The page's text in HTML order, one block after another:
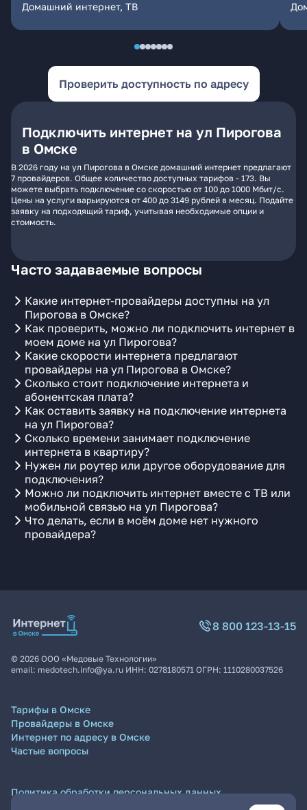
Домашний интернет, ТВ
Проверить доступность по адресу
Подключить интернет на ул Пирогова
в Омске
В 2026 году на ул Пирогова в Омске домашний интернет предлагают
7 провайдеров. Общее количество доступных тарифов - 173. Вы
можете выбрать подключение со скоростью от 100 до 1000 Мбит/с.
Цены на услуги варьируются от 400 до 3149 рублей в месяц. Подайте
заявку на подходящий тариф, учитывая необходимые опции и
стоимость.
Часто задаваемые вопросы
Какие интернет-провайдеры доступны на ул
Пирогова в Омске?
Как проверить, можно ли подключить интернет в
моем доме на ул Пирогова?
Какие скорости интернета предлагают
провайдеры на ул Пирогова в Омске?
Сколько стоит подключение интернета и
абонентская плата?
Как оставить заявку на подключение интернета
на ул Пирогова?
Сколько времени занимает подключение
интернета в квартиру?
Нужен ли роутер или другое оборудование для
подключения?
Можно ли подключить интернет вместе с ТВ или
мобильной связью на ул Пирогова?
Что делать, если в моём доме нет нужного
провайдера?
8 800 123-13-15
© 2026 ООО «Медовые Технологии»
email: medotech.info@ya.ru ИНН: 0278180571 ОГРН: 1110280037526
Тарифы в Омске
Провайдеры в Омске
Интернет по адресу в Омске
Частые вопросы
Политика обработки персональных данных